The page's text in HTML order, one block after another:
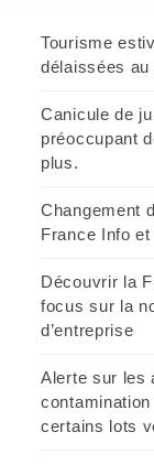
Tourisme
délaissées
Canicule de
préoccupant
plus.
Changement
France Info
Découvrir la
focus sur la
d’entreprise
Alerte sur les
certains lots